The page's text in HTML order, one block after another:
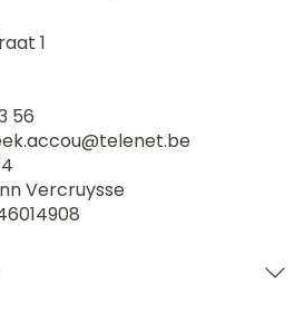
1
56
telenet.be
Vercruysse